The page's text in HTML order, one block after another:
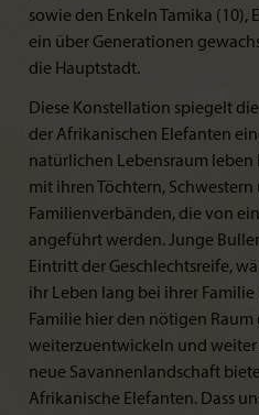
sowie den Enkeln Tamika (10),
ein über Generationen
die Hauptstadt.
Diese Konstellation spiegelt
der Afrikanischen Elefanten
natürlichen Lebensraum
mit ihren Töchtern,
Familienverbänden, die von
angeführt werden. Junge
Eintritt der Geschlechtsreife,
ihr Leben lang bei ihrer
Familie hier den nötigen
weiterzuentwickeln und weiter
neue Savannenlandschaft
Afrikanische Elefanten. Dass